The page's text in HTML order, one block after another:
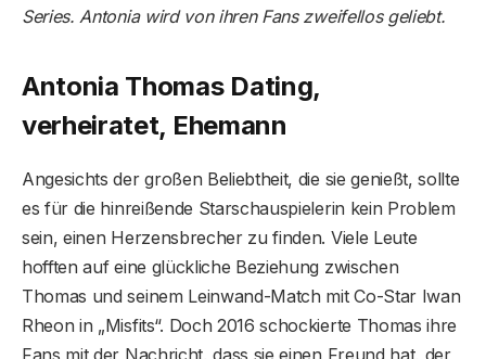
Series. Antonia wird von ihren Fans zweifellos geliebt.
Antonia Thomas Dating,
verheiratet, Ehemann
Angesichts der großen Beliebtheit, die sie genießt, sollte
es für die hinreißende Starschauspielerin kein Problem
sein, einen Herzensbrecher zu finden. Viele Leute
hofften auf eine glückliche Beziehung zwischen
Thomas und seinem Leinwand-Match mit Co-Star Iwan
Rheon in „Misfits“. Doch 2016 schockierte Thomas ihre
Fans mit der Nachricht, dass sie einen Freund hat, der